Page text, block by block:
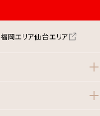
福岡エリア仙台エリア